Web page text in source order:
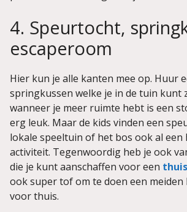
4. Speurtocht,
escaperoom
Hier kun je alle kanten mee op. Huur
springkussen welke je in de tuin kunt
wanneer je meer ruimte hebt is een
erg leuk. Maar de kids vinden een
lokale speeltuin of het bos ook al een
activiteit. Tegenwoordig heb je ook
die je kunt aanschaffen voor een
ook super tof om te doen een
voor thuis.